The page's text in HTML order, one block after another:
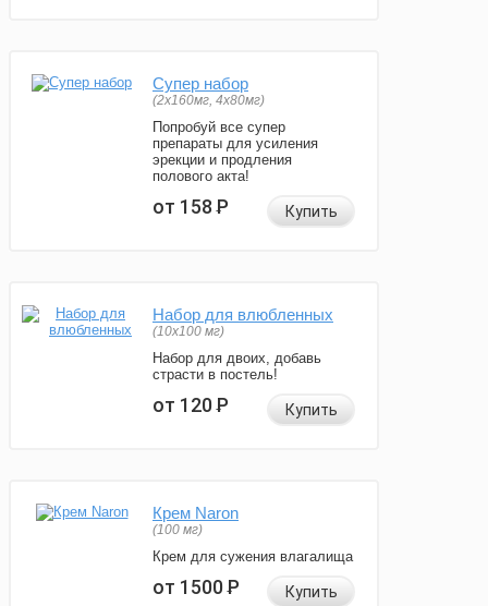
Супер набор
(2х160мг, 4х80мг)
Попробуй все супер
препараты для усиления
эрекции и продления
полового акта!
от 158Р Купить
Набор для влюбленных
(10х100 мг)
Набор для двоих, добавь
страсти в постель!
от 120Р Купить
Крем Naron
(100 мг)
Крем для сужения влагалища
от 1500Р Купить